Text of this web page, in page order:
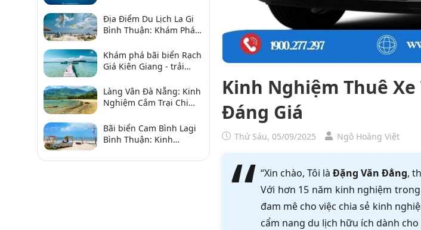
Kinh Nghiệm Thuê
Đáng Giá
Thứ Sáu, 05/09/2025 Ngô Hoàng Việt
“Xin chào, Tôi làĐặng Văn Đẳng,
Với hơn 15 năm kinh nghiệm
đam mê cho việc chia sẻ kinh
cẩm nang du lịch hữu ích dành
Qua
Địa Điểm Du Lịch La Gi
Bình Thuận: Khám Phá 6
2026
Khám phá bãi biển Rạch
Giá Kiên Giang - trải
Làng Vân Đà Nẵng: Kinh
Nghiệm Cắm Trại Chi
Bãi biển Cam Bình Lagi
Bình Thuận: Kinh
sản, điểm gần